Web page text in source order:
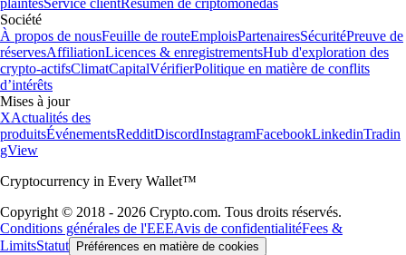
plaintesService clientResumen de criptomonedas
Société
À propos de nousFeuille de routeEmploisPartenairesSécuritéPreuve de
réservesAffiliationLicences & enregistrementsHub d'exploration des
crypto-actifsClimatCapitalVérifierPolitique en matière de conflits
d’intérêts
Mises à jour
XActualités des
produitsÉvénementsRedditDiscordInstagramFacebookLinkedinTradin
gView
Cryptocurrency in Every Wallet™
Copyright © 2018 - 2026 Crypto.com. Tous droits réservés.
Conditions générales de l'EEEAvis de confidentialitéFees &
LimitsStatut Préférences en matière de cookies